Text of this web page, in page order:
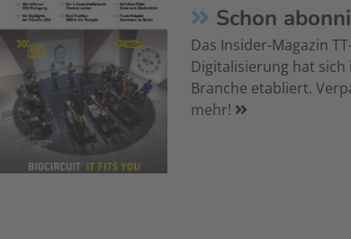
Schon
Das Insider-Magazin
Digitalisierung hat
Branche etabliert.
mehr!